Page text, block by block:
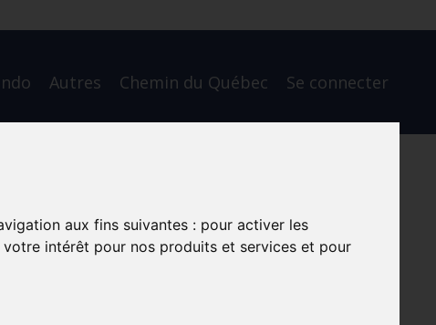
aux fins suivantes : pour activer les
votre intérêt pour nos produits et services et pour
Autres Chemin du Québec Se connecter